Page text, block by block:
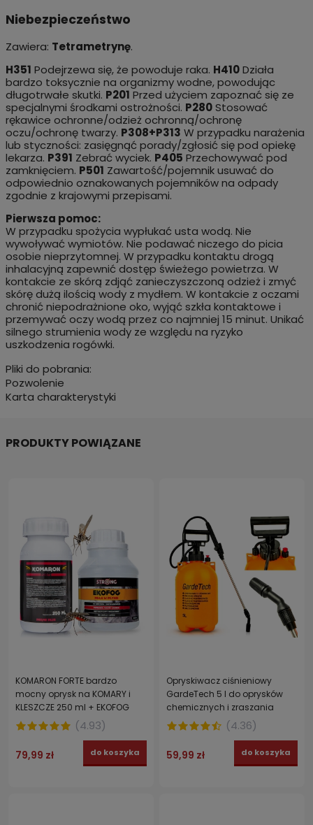
Niebezpieczeństwo
Zawiera: Tetrametrynę.
H351 Podejrzewa się, że powoduje raka. H410Działa
bardzo toksycznie na organizmy wodne, powodując
długotrwałe skutki. P201 Przed użyciem zapoznać się ze
specjalnymi środkami ostrożności. P280Stosować
rękawice ochronne/odzież ochronną/ochronę
oczu/ochronę twarzy. P308+P313 W przypadku narażenia
lub styczności: zasięgnąć porady/zgłosić się pod opiekę
lekarza. P391 Zebrać wyciek. P405 Przechowywać pod
zamknięciem. P501 Zawartość/pojemnik usuwać do
odpowiednio oznakowanych pojemników na odpady
zgodnie z krajowymi przepisami.
Pierwsza pomoc:
W przypadku spożycia wypłukać usta wodą. Nie
wywoływać wymiotów. Nie podawać niczego do picia
osobie nieprzytomnej. W przypadku kontaktu drogą
inhalacyjną zapewnić dostęp świeżego powietrza. W
kontakcie ze skórą zdjąć zanieczyszczoną odzież i zmyć
skórę dużą ilością wody z mydłem. W kontakcie z oczami
chronić niepodrażnione oko, wyjąć szkła kontaktowe i
przemywać oczy wodą przez co najmniej 15 minut. Unikać
silnego strumienia wody ze względu na ryzyko
uszkodzenia rogówki.
Pliki do pobrania:
Pozwolenie
Karta charakterystyki
PRODUKTY POWIĄZANE
KOMARON FORTE bardzo
mocny oprysk na KOMARY i
KLESZCZE 250 ml + EKOFOG
ekologiczny nośnik 250 ml
(4.93)
79,99 zł do koszyka
Opryskiwacz ciśnieniowy
GardeTech 5 l do oprysków
chemicznych i zraszania
roślin
(4.36)
59,99 zł do koszyka